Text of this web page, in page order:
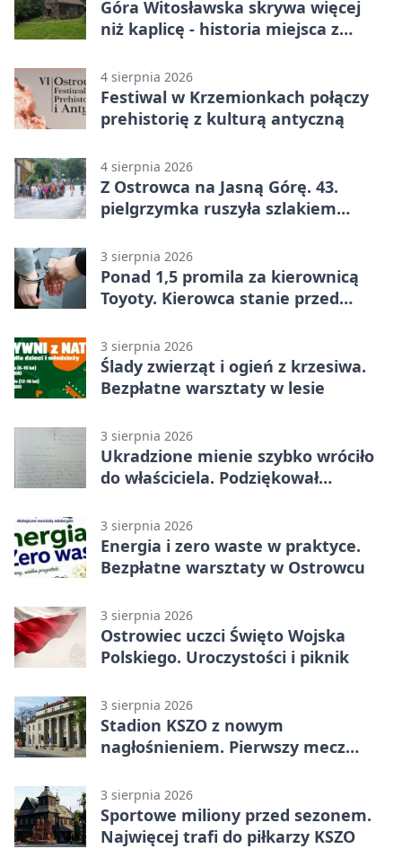
Góra Witosławska skrywa więcej
niż kaplicę - historia miejsca z
4 sierpnia 2026
Festiwal w Krzemionkach połączy
prehistorię z kulturą antyczną
4 sierpnia 2026
Z Ostrowca na Jasną Górę. 43.
pielgrzymka ruszyła szlakiem
3 sierpnia 2026
Ponad 1,5 promila za kierownicą
Toyoty. Kierowca stanie przed
3 sierpnia 2026
Ślady zwierząt i ogień z krzesiwa.
Bezpłatne warsztaty w lesie
3 sierpnia 2026
Ukradzione mienie szybko wróciło
do właściciela. Podziękował
3 sierpnia 2026
Energia i zero waste w praktyce.
Bezpłatne warsztaty w Ostrowcu
3 sierpnia 2026
Ostrowiec uczci Święto Wojska
Polskiego. Uroczystości i piknik
3 sierpnia 2026
Stadion KSZO z nowym
nagłośnieniem. Pierwszy mecz
3 sierpnia 2026
Sportowe miliony przed sezonem.
Najwięcej trafi do piłkarzy KSZO